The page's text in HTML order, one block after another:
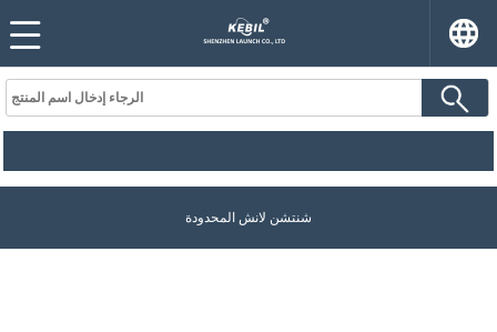
شنتشن لانش المحدودة